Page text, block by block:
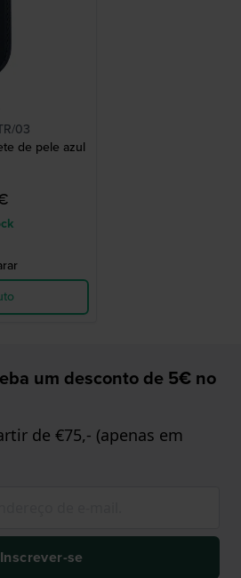
03
de pele azul
um desconto de 5€ no
de €75,- (apenas em
Inscrever-se